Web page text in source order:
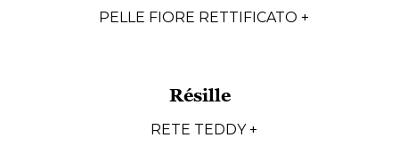
PELLE FIORE RETTIFICATO +
Résille
RETE TEDDY +